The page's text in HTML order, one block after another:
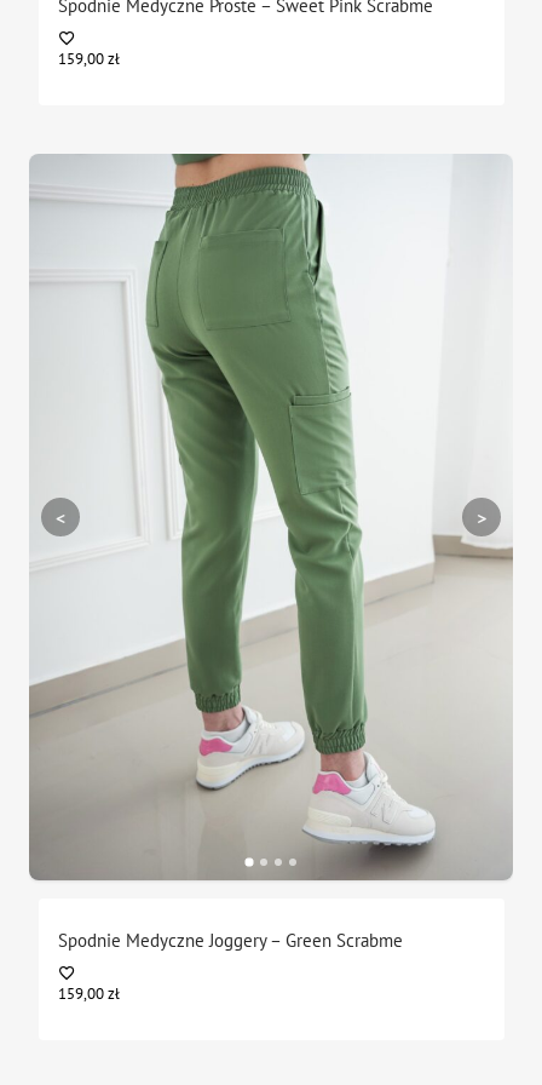
Spodnie Medyczne Proste – Sweet Pink Scrabme
159,00zł
< >
Spodnie Medyczne Joggery – Green Scrabme
159,00zł